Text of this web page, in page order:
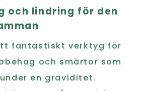
och lindring för den
fantastiskt verktyg för
och smärtor som
en graviditet.